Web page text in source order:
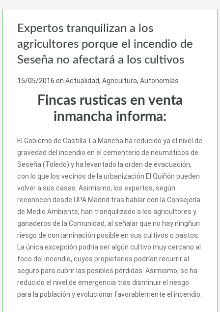
Expertos tranquilizan a los
agricultores porque el incendio de
Seseña no afectará a los cultivos
15/05/2016 en Actualidad, Agricultura, Autonomías
Fincas rusticas en venta
inmancha informa:
El Gobierno de Castilla-La Mancha ha reducido ya el nivel de
gravedad del incendio en el cementerio de neumáticos de
Seseña (Toledo) y ha levantado la orden de evacuación,
con lo que los vecinos de la urbanización El Quiñón pueden
volver a sus casas. Asimismo, los expertos, según
reconocen desde UPA Madrid tras hablar con la Consejería
de Medio Ambiente, han tranquilizado a los agricultores y
ganaderos de la Comunidad, al señalar que no hay ningñun
riesgo de contaminación posible en sus cultivos o pastos.
La única excepción podría ser algún cultivo muy cercano al
foco del incendio, cuyos propietarios podrían recurrir al
seguro para cubrir las posibles pérdidas. Asimismo, se ha
reducido el nivel de emergencia tras disminuir el riesgo
para la población y evolucionar favorablemente el incendio.